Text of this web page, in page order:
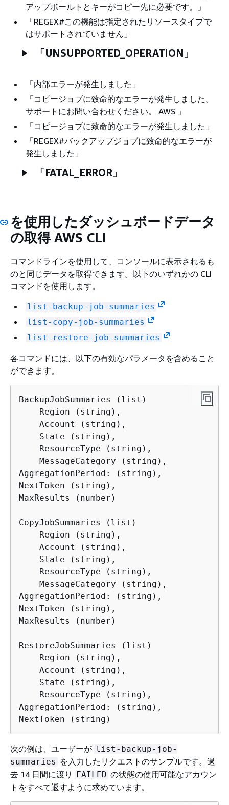
アップボールトとキーがコピー先に必要です。」
「REGEX#この機能は指定されたリソースタイプで
はサポートされていません」
「UNSUPPORTED_OPERATION」
「内部エラーが発生しました」
「コピージョブに致命的なエラーが発生しました。
サポートにお問い合わせください。 AWS 」
「コピージョブに致命的なエラーが発生しました」
「REGEX#バックアップジョブに致命的なエラーが
発生しました」
「FATAL_ERROR」
を使用したダッシュボードデータ
の取得 AWS CLI
コマンドラインを使用して、コンソールに表示されるも
のと同じデータを取得できます。以下のいずれかの CLI
コマンドを使用します。
list-backup-job-summaries
list-copy-job-summaries
list-restore-job-summaries
各コマンドには、以下の有効なパラメータを含めること
ができます。
BackupJobSummaries (list)
    Region (string),
    Account (string),
    State (string),
    ResourceType (string),
    MessageCategory (string),
AggregationPeriod: (string),
NextToken (string),
MaxResults (number)
CopyJobSummaries (list)
    Region (string),
    Account (string),
    State (string),
    ResourceType (string),
    MessageCategory (string),
AggregationPeriod: (string),
NextToken (string),
MaxResults (number)
RestoreJobSummaries (list)
    Region (string),
    Account (string),
    State (string),
    ResourceType (string),
AggregationPeriod: (string),
NextToken (string)
次の例は、ユーザーが list-backup-job-
summaries を入力したリクエストのサンプルです。過
去 14 日間に渡り
FAILED の状態の使用可能なアカウン
トをすべて返すように求めています。